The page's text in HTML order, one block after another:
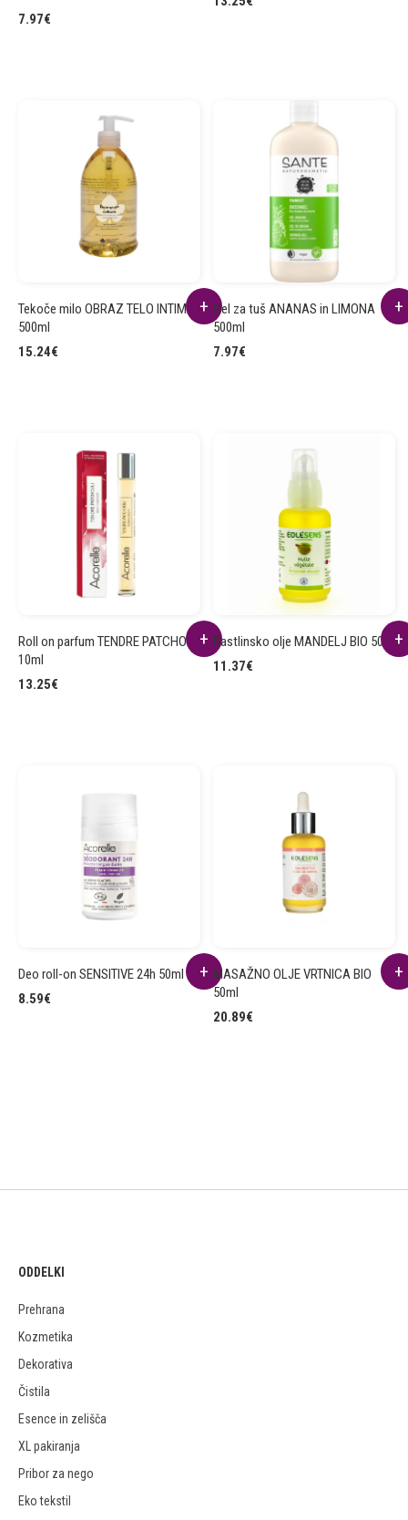
7.97€
Tekoče milo OBRAZ TELO INTIMA
500ml
15.24€
Gel za tuš ANANAS in LIMONA
500ml
7.97€
Roll on parfum TENDRE PATCHOULI
10ml
13.25€
Rastlinsko olje MANDELJ BIO 50ml
11.37€
Deo roll-on SENSITIVE 24h 50ml
8.59€
MASAŽNO OLJE VRTNICA BIO
50ml
20.89€
ODDELKI
Prehrana
Kozmetika
Dekorativa
Čistila
Esence in zelišča
XL pakiranja
Pribor za nego
Eko tekstil